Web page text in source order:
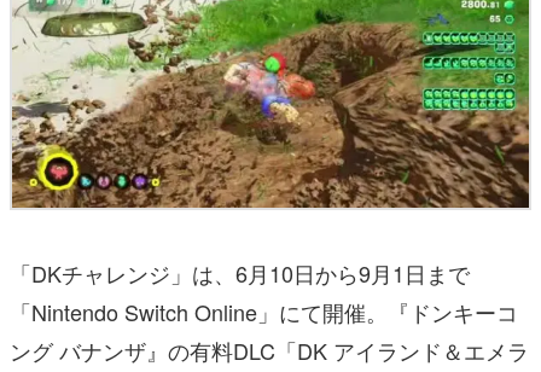
「DKチャレンジ」は、6月10日から9月1日まで
「Nintendo Switch Online」にて開催。『ドンキーコ
ング バナンザ』の有料DLC「DK アイランド＆エメラ